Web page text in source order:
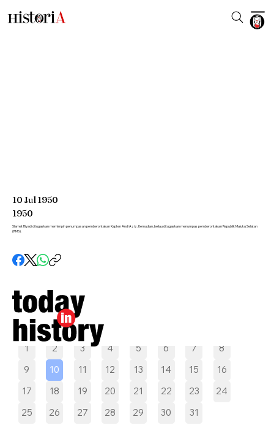
Pilih tanggal
1 2 3 4 5 6 7
8
9
10 11 12 13 14 15
16
17
18 19 20 21 22 23
24
25
26 27 28 29 30 31
10 Jul1950
1950
Slamet Riyadi ditugaskan memimpin penumpasan pemberontakan Kapten Andi Aziz. Kemudian, beliau ditugaskan menumpas pemberontakan Republik Maluku Selatan
(RMS).